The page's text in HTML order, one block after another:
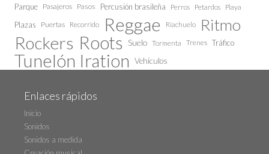
Parque Pasajeros Pasos Percusión brasileña Perros Petardos Playa
Plazas Puertas Recorrido Reggae Riachuelo Ritmo
Rockers Roots Suelo Tormenta Trenes Tráfico
Tunelón Iration Vehículos
Enlaces rápidos
Inicio
Sonidos
Sonidos a medida